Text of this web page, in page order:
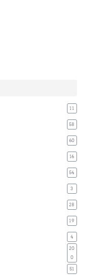
11
58
60
16
54
3
28
19
4
20
0
51